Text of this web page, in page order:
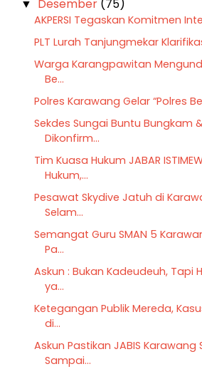
▼ Desember (75)
AKPERSI Tegaskan Komitmen
PLT Lurah Tanjungmekar
Warga Karangpawitan
Be...
Polres Karawang Gelar “Polres
Sekdes Sungai Buntu Bungkam
Dikonfirm...
Tim Kuasa Hukum JABAR
Hukum,...
Pesawat Skydive Jatuh di
Selam...
Semangat Guru SMAN 5
Pa...
Askun : Bukan Kadeudeuh, Tapi
ya...
Ketegangan Publik Mereda,
di...
Askun Pastikan JABIS Karawang
Sampai...